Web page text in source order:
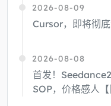
2026-08-09
Cursor，即将彻底
2026-08-08
首发！
SOP，价格感人【